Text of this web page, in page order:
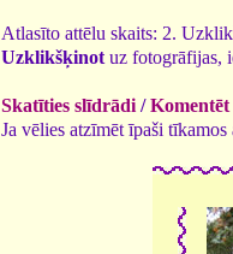
Atlasīto attēlu skaits: 2.
Uzklikšķinot uz fotogrāfijas,
Skatīties slīdrādi /Komentēt
Ja vēlies atzīmēt īpaši